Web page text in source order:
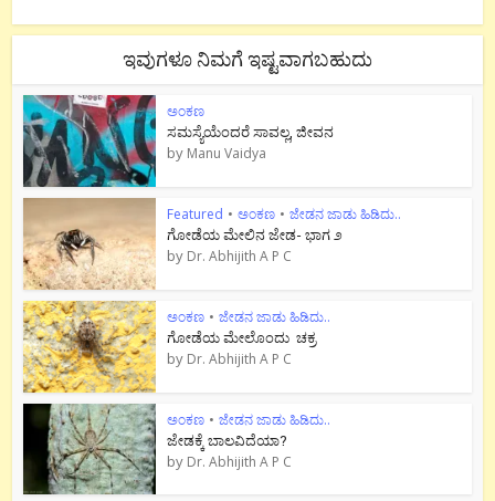
ಇವುಗಳೂ ನಿಮಗೆ ಇಷ್ಟವಾಗಬಹುದು
ಅಂಕಣ
ಸಮಸ್ಯೆಯೆಂದರೆ ಸಾವಲ್ಲ, ಜೀವನ
by Manu Vaidya
Featured • ಅಂಕಣ • ಜೇಡನ ಜಾಡು ಹಿಡಿದು..
ಗೋಡೆಯ ಮೇಲಿನ ಜೇಡ- ಭಾಗ ೨
by Dr. Abhijith A P C
ಅಂಕಣ • ಜೇಡನ ಜಾಡು ಹಿಡಿದು..
ಗೋಡೆಯ ಮೇಲೊಂದು ಚಕ್ರ
by Dr. Abhijith A P C
ಅಂಕಣ • ಜೇಡನ ಜಾಡು ಹಿಡಿದು..
ಜೇಡಕ್ಕೆ ಬಾಲವಿದೆಯಾ?
by Dr. Abhijith A P C